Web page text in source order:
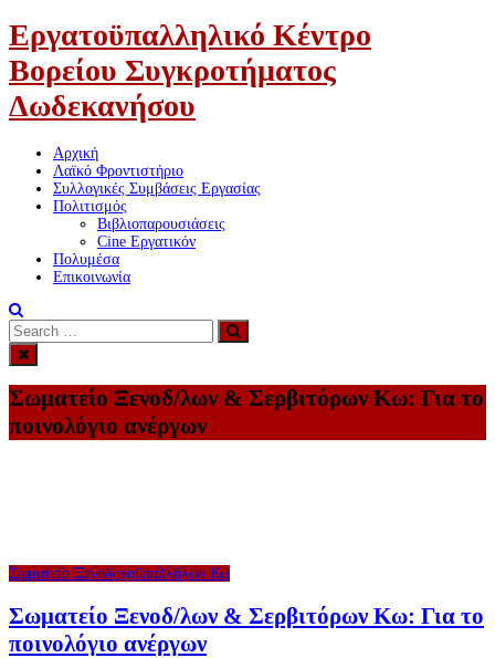
Εργατοϋπαλληλικό Κέντρο
Βορείου Συγκροτήματος
Δωδεκανήσου
Αρχική
Λαϊκό Φροντιστήριο
Συλλογικές Συμβάσεις Εργασίας
Πολιτισμός
Βιβλιοπαρουσιάσεις
Cine Εργατικόν
Πολυμέσα
Επικοινωνία
Search
for:
Search
Σωματείο Ξενοδ/λων & Σερβιτόρων Κω: Για το
ποινολόγιο ανέργων
Σωματείο Ξενοδοχοϋπαλλήλων Κω
Σωματείο Ξενοδ/λων & Σερβιτόρων Κω: Για το
ποινολόγιο ανέργων